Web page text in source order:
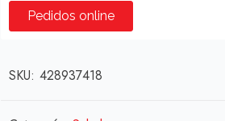
original
era:
54,00 €.
Pedidos online
SKU: 428937418